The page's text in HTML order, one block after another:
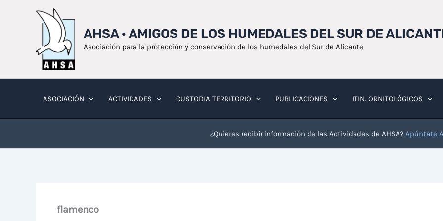
AHSA · AMIGOS DE LOS HUMEDALES DEL SUR DE
Asociación para la protección y conservación de los humedales del Sur de Alicante
ASOCIACIÓN ACTIVIDADES CUSTODIA TERRITORIO PUBLICACIONES ITIN. ORNITOLÓGICOS
¿Quieres recibir información de las Actividades de AHSA? Apúntate
flamenco